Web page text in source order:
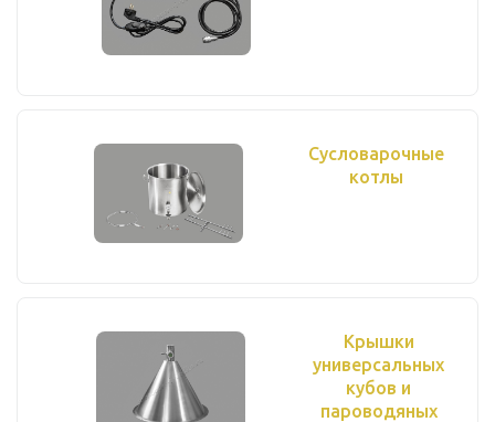
Сусловарочные
котлы
Крышки
универсальных
кубов и
пароводяных